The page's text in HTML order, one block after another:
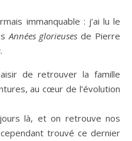
immanquable : j’ai lu le
Années glorieuses de Pierre
.
de retrouver la famille
au cœur de l’évolution
là, et on retrouve nos
trouvé ce dernier